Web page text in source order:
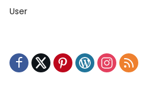
User